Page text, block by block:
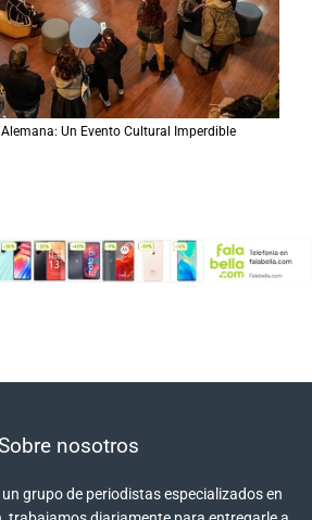
Un Evento Cultural Imperdible
nosotros
grupo de periodistas especializados en